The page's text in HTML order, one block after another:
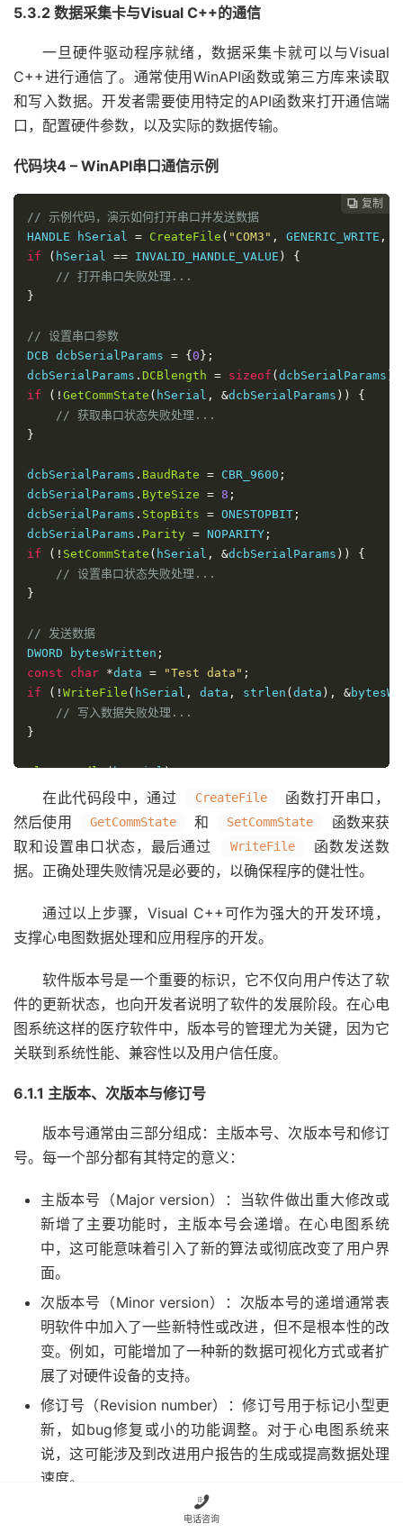
5.3.2 数据采集卡与Visual C++的通信
一旦硬件驱动程序就绪，数据采集卡就可以与Visual
C++进行通信了。通常使用WinAPI函数或第三方库来读取
和写入数据。开发者需要使用特定的API函数来打开通信端
口，配置硬件参数，以及实际的数据传输。
代码块4 – WinAPI串口通信示例
 复制
 复制
 复制
// 示例代码，演示如何打开串口并发送数据
HANDLE hSerial = CreateFile ( "COM3" , GENERIC_WRITE ,
if
( hSerial == INVALID_HANDLE_VALUE )
{
// 打开串口失败处理...
}
// 设置串口参数
DCB dcbSerialParams = { 0 };
dcbSerialParams . DCBlength = sizeof ( dcbSerialParams
if
(! GetCommState ( hSerial , &dcbSerialParams ))
{
// 获取串口状态失败处理...
}
dcbSerialParams . BaudRate = CBR_9600 ;
dcbSerialParams . ByteSize = 8 ;
dcbSerialParams . StopBits = ONESTOPBIT ;
dcbSerialParams . Parity = NOPARITY ;
if
(! SetCommState ( hSerial , &dcbSerialParams ))
{
// 设置串口状态失败处理...
}
// 发送数据
DWORD bytesWritten ;
const
char *data = "Test data" ;
if
(! WriteFile ( hSerial , data , strlen ( data ), &
// 写入数据失败处理...
}
CloseHandle(hSerial);
在此代码段中，通过 CreateFile
函数打开串口，
然后使用
GetCommState 和 SetCommState
函数来获
取和设置串口状态，最后通过
WriteFile
函数发送数
据。正确处理失败情况是必要的，以确保程序的健壮性。
通过以上步骤，Visual C++可作为强大的开发环境，
支撑心电图数据处理和应用程序的开发。
软件版本号是一个重要的标识，它不仅向用户传达了软
件的更新状态，也向开发者说明了软件的发展阶段。在心电
图系统这样的医疗软件中，版本号的管理尤为关键，因为它
关联到系统性能、兼容性以及用户信任度。
6.1.1 主版本、次版本与修订号
版本号通常由三部分组成：主版本号、次版本号和修订
号。每一个部分都有其特定的意义：
主版本号（Major version）：当软件做出重大修改或
新增了主要功能时，主版本号会递增。在心电图系统
中，这可能意味着引入了新的算法或彻底改变了用户界
面。
次版本号（Minor version）：次版本号的递增通常表
明软件中加入了一些新特性或改进，但不是根本性的改
变。例如，可能增加了一种新的数据可视化方式或者扩
展了对硬件设备的支持。
修订号（Revision number）：修订号用于标记小型更
新，如bug修复或小的功能调整。对于心电图系统来
说，这可能涉及到改进用户报告的生成或提高数据处理
速度。
6.1.2 版本更新的生命周期管理

电话咨询